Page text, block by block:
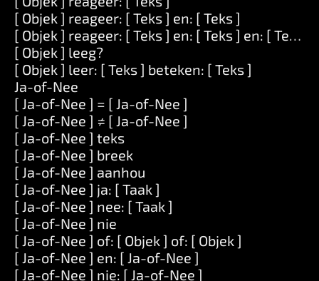
[ Objek ] reageer: [ Teks ] en: [ Teks ]
[ Objek ] reageer: [ Teks ] en: [ Teks ] en: [ Teks ]
[ Objek ] leeg?
[ Objek ] leer: [ Teks ] beteken: [ Teks ]
Ja-of-Nee
[ Ja-of-Nee ] = [ Ja-of-Nee ]
[ Ja-of-Nee ] ≠ [ Ja-of-Nee ]
[ Ja-of-Nee ] teks
[ Ja-of-Nee ] breek
[ Ja-of-Nee ] aanhou
[ Ja-of-Nee ] ja: [ Taak ]
[ Ja-of-Nee ] nee: [ Taak ]
[ Ja-of-Nee ] nie
[ Ja-of-Nee ] of: [ Objek ] of: [ Objek ]
[ Ja-of-Nee ] en: [ Ja-of-Nee ]
[ Ja-of-Nee ] nie: [ Ja-of-Nee ]